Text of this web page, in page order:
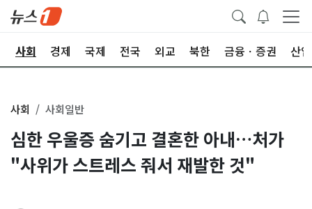
사회 경제 국제 전국 외교 북한 금융ㆍ증권 산업
사회 사회일반
심한 우울증 숨기고 결혼한 아내…처가
"사위가 스트레스 줘서 재발한 것"